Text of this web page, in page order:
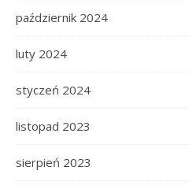
październik 2024
luty 2024
styczeń 2024
listopad 2023
sierpień 2023